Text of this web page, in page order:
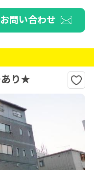
お問い合わせ
あり★